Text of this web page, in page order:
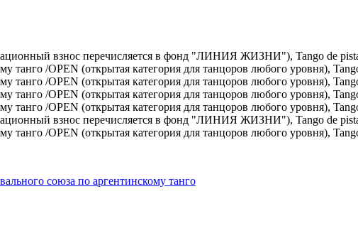
взнос перечисляется в фонд "ЛИНИЯ ЖИЗНИ"), Tango de
/OPEN (открытая категория для танцоров любого уровня),
/OPEN (открытая категория для танцоров любого уровня),
/OPEN (открытая категория для танцоров любого уровня),
/OPEN (открытая категория для танцоров любого уровня),
взнос перечисляется в фонд "ЛИНИЯ ЖИЗНИ"), Tango de
/OPEN (открытая категория для танцоров любого уровня),
союза по аргентинскому танго